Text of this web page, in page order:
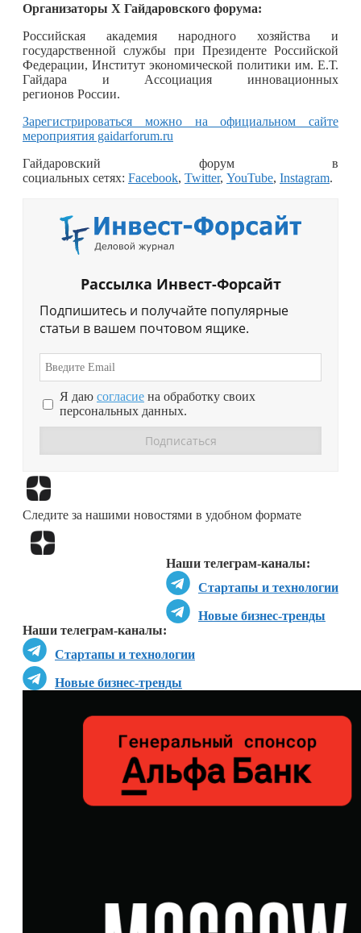
Организаторы Х Гайдаровского форума:
Российская академия народного хозяйства и
государственной службы при Президенте Российской
Федерации, Институт экономической политики им. Е.Т.
Гайдара и Ассоциация инновационных
регионов России.
Зарегистрироваться можно на официальном сайте
мероприятия gaidarforum.ru
Гайдаровский
форумв
социальных сетях: Facebook, Twitter, YouTube, Instagram.
Рассылка Инвест-Форсайт
Подпишитесь и получайте популярные
статьи в вашем почтовом ящике.
Я даю согласие на обработку своих
персональных данных.
Следите за нашими новостями в удобном формате
Наши телеграм-каналы:
Стартапы и технологии
Новые бизнес-тренды
Наши телеграм-каналы:
Стартапы и технологии
Новые бизнес-тренды